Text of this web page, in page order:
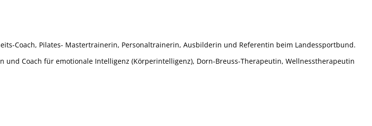
Coach, Pilates- Mastertrainerin, Personaltrainerin, Ausbilderin und Referentin beim Landessportbund.
Coach für emotionale Intelligenz (Körperintelligenz), Dorn-Breuss-Therapeutin, Wellnesstherapeutin